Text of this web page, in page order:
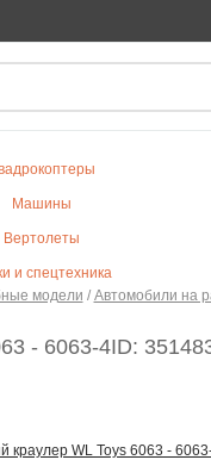
Машины
Вертолеты
и спецтехника
Самолеты
Судомодели
транспорт
модели / Автомобили на
- 6063-4ID: